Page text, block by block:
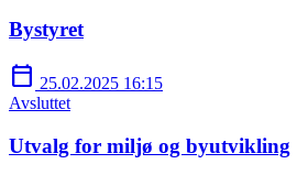
Bystyret
calendar_today 25.02.2025 16:15
Avsluttet
Utvalg for miljø og byutvikling